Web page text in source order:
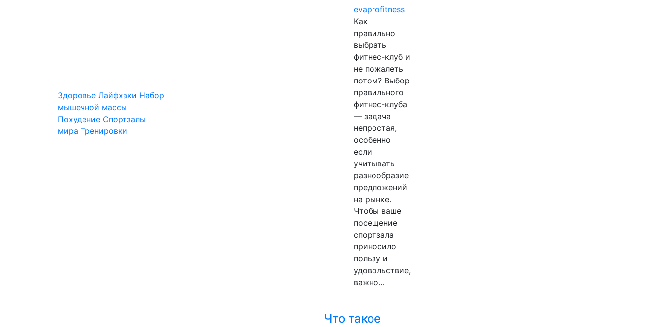
Здоровье Лайфхаки Набор
мышечной массы
Похудение Спортзалы
мира Тренировки
evaprofitness
Как
правильно
выбрать
фитнес-клуб и
не пожалеть
потом? Выбор
правильного
фитнес-клуба
— задача
непростая,
особенно
если
учитывать
разнообразие
предложений
на рынке.
Чтобы ваше
посещение
спортзала
приносило
пользу и
удовольствие,
важно…
Что такое